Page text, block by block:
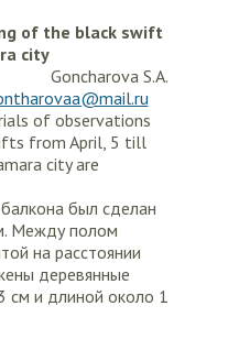
of the black swift
city
Goncharova S.A.
of observations
from April, 5 till
city are
был сделан
Между полом
на расстоянии
деревянные
см и длиной около 1